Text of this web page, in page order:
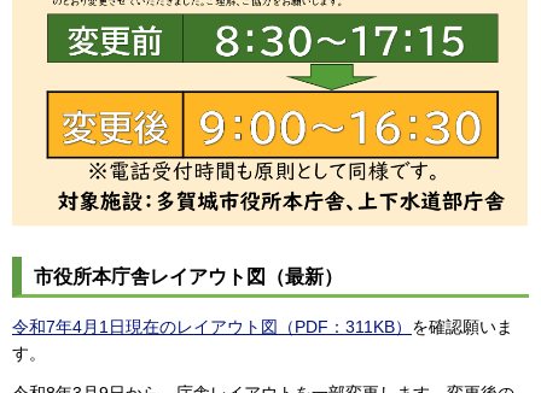
市役所本庁舎レイアウト図（最新）
令和7年4月1日現在のレイアウト図（PDF：311KB） を確認願いま
す。